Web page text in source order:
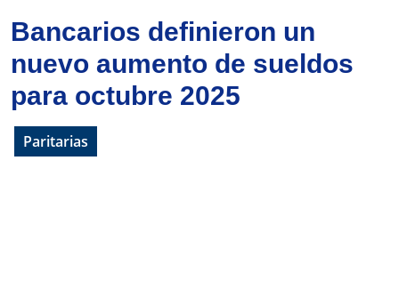
Bancarios definieron un
nuevo aumento de sueldos
para octubre 2025
Paritarias